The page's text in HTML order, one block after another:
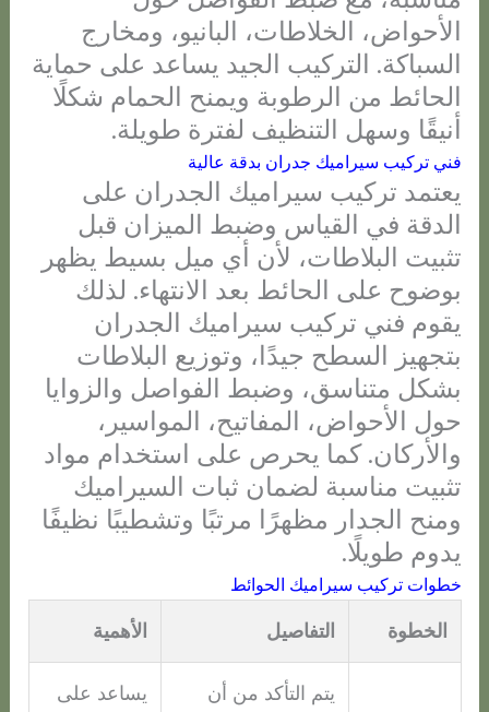
الأحواض، الخلاطات، البانيو، ومخارج
السباكة. التركيب الجيد يساعد على حماية
الحائط من الرطوبة ويمنح الحمام شكلًا
أنيقًا وسهل التنظيف لفترة طويلة.
فني تركيب سيراميك جدران بدقة عالية
يعتمد تركيب سيراميك الجدران على
الدقة في القياس وضبط الميزان قبل
تثبيت البلاطات، لأن أي ميل بسيط يظهر
بوضوح على الحائط بعد الانتهاء. لذلك
يقوم فني تركيب سيراميك الجدران
بتجهيز السطح جيدًا، وتوزيع البلاطات
بشكل متناسق، وضبط الفواصل والزوايا
حول الأحواض، المفاتيح، المواسير،
والأركان. كما يحرص على استخدام مواد
تثبيت مناسبة لضمان ثبات السيراميك
ومنح الجدار مظهرًا مرتبًا وتشطيبًا نظيفًا
يدوم طويلًا.
خطوات تركيب سيراميك الحوائط
الخطوة التفاصيل الأهمية
يتم التأكد من أن
يساعد على